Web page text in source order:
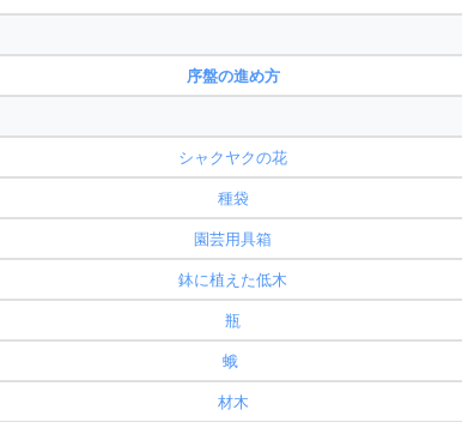
序盤の進め方
シャクヤクの花
種袋
園芸用具箱
鉢に植えた低木
瓶
蛾
材木